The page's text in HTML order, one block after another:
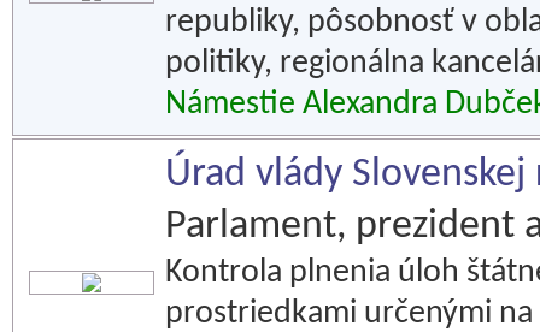
republiky, pôsobnosť v
politiky, regionálna
Námestie Alexandra
Úrad vlády
Parlament, prezident
Kontrola plnenia úloh
prostriedkami určenými